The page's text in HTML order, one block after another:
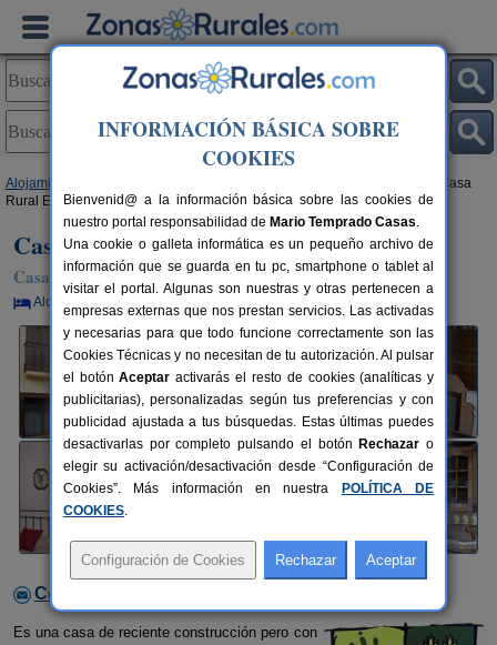
Alojamientos
> Casa
Rural El Labriego
Casa Rural El Labriego
Casa Rural en Fuente El Fresno (Ciudad Real)
Alquiler por habitaciones 12 plazas 28 km de Ciudad Real
Contactar con el alojamiento
Es una casa de reciente construcción pero con
INFORMACIÓN BÁSICA SOBRE
COOKIES
Bienvenid@ a la información básica sobre las cookies de
nuestro portal responsabilidad de Mario Temprado Casas.
Una cookie o galleta informática es un pequeño archivo de
información que se guarda en tu pc, smartphone o tablet al
visitar el portal. Algunas son nuestras y otras pertenecen a
empresas externas que nos prestan servicios. Las activadas
y necesarias para que todo funcione correctamente son las
Cookies Técnicas y no necesitan de tu autorización. Al pulsar
el botónAceptar activarás el resto de cookies (analíticas y
publicitarias), personalizadas según tus preferencias y con
publicidad ajustada a tus búsquedas. Estas últimas puedes
desactivarlas por completo pulsando el botón Rechazar o
elegir su activación/desactivación desde “Configuración de
Cookies”. Más información en nuestra
POLÍTICA DE
COOKIES.